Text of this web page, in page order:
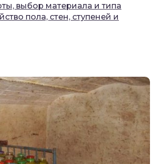
выбор материала и типа
пола, стен, ступеней и